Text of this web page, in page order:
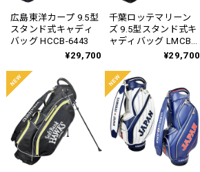
広島東洋カープ 9.5型
スタンド式キャディ
バッグ HCCB-6443
¥29,700
千葉ロッテマリーン
ズ 9.5型スタンド式キ
ャディバッグ LMCB-
¥29,700